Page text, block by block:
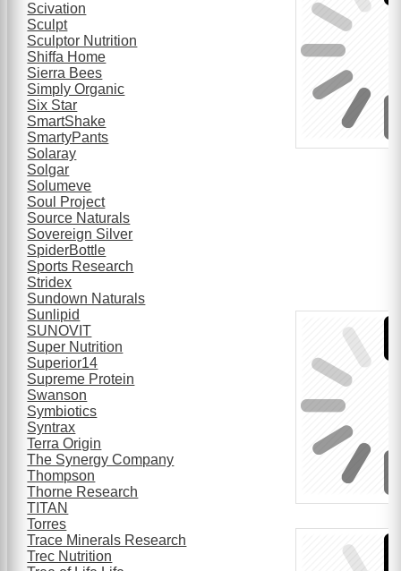
Scivation
Sculpt
Sculptor Nutrition
Shiffa Home
Sierra Bees
Simply Organic
Six Star
SmartShake
SmartyPants
Solaray
Solgar
Solumeve
Soul Project
Source Naturals
Sovereign Silver
SpiderBottle
Sports Research
Stridex
Sundown Naturals
Sunlipid
SUNOVIT
Super Nutrition
Superior14
Supreme Protein
Swanson
Symbiotics
Syntrax
Terra Origin
The Synergy Company
Thompson
Thorne Research
TITAN
Torres
Trace Minerals Research
Trec Nutrition